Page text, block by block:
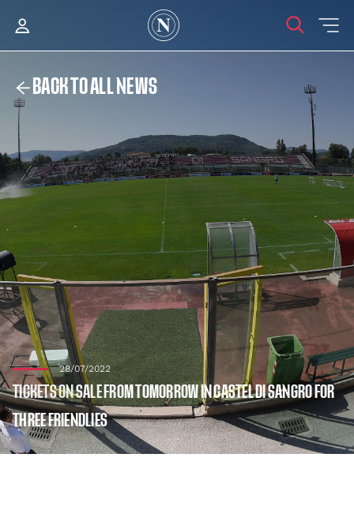
BACK TO ALL NEWS
28/07/2022
TICKETS ON SALE FROM TOMORROW IN CASTEL DI SANGRO FOR
THREE FRIENDLIES